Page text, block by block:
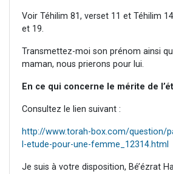
Voir Téhilim 81, verset 11 et Téhilim
et 19.
Transmettez-moi son prénom ainsi
maman, nous prierons pour lui.
En ce qui concerne le mérite de
Consultez le lien suivant :
http://www.torah-box.com/question/
l-etude-pour-une-femme_12314.html
Je suis à votre disposition, Bé’ézrat